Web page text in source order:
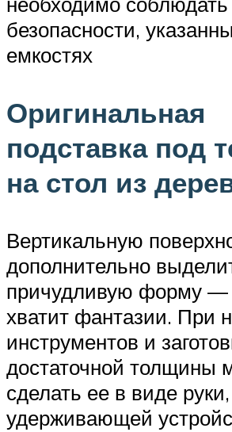
безопасности,
емкостях
Оригинальная
подставка под
на стол из
Вертикальную
дополнительно
причудливую форму —
хватит фантазии. При
инструментов и
достаточной толщины
сделать ее в виде руки,
удерживающей